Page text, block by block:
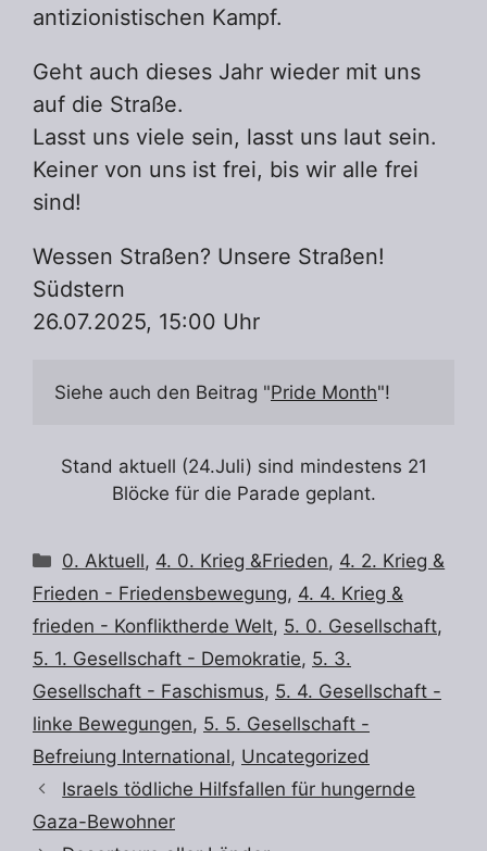
antizionistischen Kampf.
Geht auch dieses Jahr wieder mit uns
auf die Straße.
Lasst uns viele sein, lasst uns laut sein.
Keiner von uns ist frei, bis wir alle frei
sind!
Wessen Straßen? Unsere Straßen!
Südstern
26.07.2025, 15:00 Uhr
Siehe auch den Beitrag "Pride Month"!
Stand aktuell (24.Juli) sind mindestens 21
Blöcke für die Parade geplant.
Kategorien
0. Aktuell, 4. 0. Krieg &Frieden, 4. 2. Krieg &
Frieden - Friedensbewegung, 4. 4. Krieg &
frieden - Konfliktherde Welt, 5. 0. Gesellschaft,
5. 1. Gesellschaft - Demokratie, 5. 3.
Gesellschaft - Faschismus, 5. 4. Gesellschaft -
linke Bewegungen, 5. 5. Gesellschaft -
Befreiung International, Uncategorized
Israels tödliche Hilfsfallen für hungernde
Gaza-Bewohner